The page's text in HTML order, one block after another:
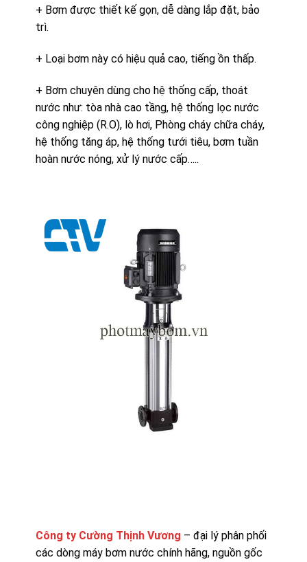
+ Bơm được thiết kế gọn, dễ dàng lắp đặt, bảo
trì.
+ Loại bơm này có hiệu quả cao, tiếng ồn thấp.
+ Bơm chuyên dùng cho hệ thống cấp, thoát
nước như: tòa nhà cao tầng, hệ thống lọc nước
công nghiệp (R.O), lò hơi, Phòng cháy chữa cháy,
hệ thống tăng áp, hệ thống tưới tiêu, bơm tuần
hoàn nước nóng, xử lý nước cấp…..
Công ty Cường Thịnh Vương – đại lý phân phối
các dòng máy bơm nước chính hãng, nguồn gốc